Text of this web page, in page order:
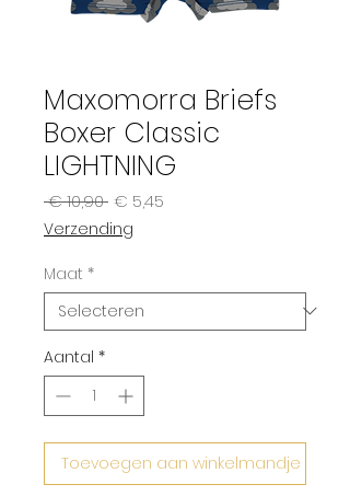
Maxomorra Briefs
Boxer Classic
LIGHTNING
€ 10,90 Normale
prijs
€ 5,45
Verzending
Maat *
Aantal *
Toevoegen aan winkelmandje